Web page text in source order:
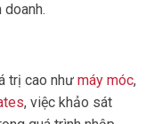
trị cao như máy móc,
, việc khảo sát